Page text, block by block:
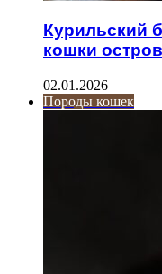
Курильский
кошки
02.01.2026
Породы кошек